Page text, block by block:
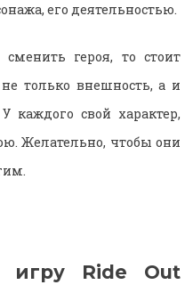
его деятельностью.
сменить героя, то стоит
только внешность, а и
каждого свой характер,
Желательно, чтобы они
игру Ride Out